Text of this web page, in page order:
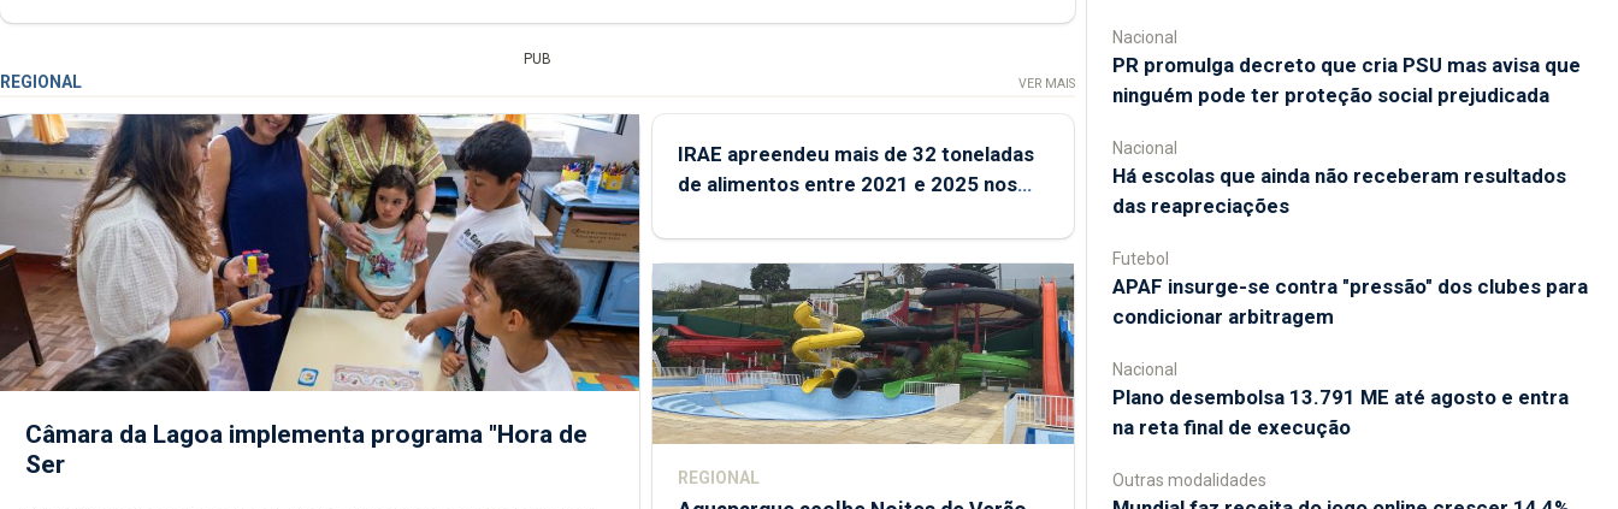
PUB
REGIONAL VER MAIS
Câmara da Lagoa implementa programa "Hora de
Ser
IRAE apreendeu mais de 32 toneladas
de alimentos entre 2021 e 2025 nos
REGIONAL
Nacional
PR promulga decreto que cria PSU mas avisa que
ninguém pode ter proteção social prejudicada
Nacional
Há escolas que ainda não receberam resultados
das reapreciações
Futebol
APAF insurge-se contra "pressão" dos clubes para
condicionar arbitragem
Nacional
Plano desembolsa 13.791 ME até agosto e entra
na reta final de execução
Outras modalidades